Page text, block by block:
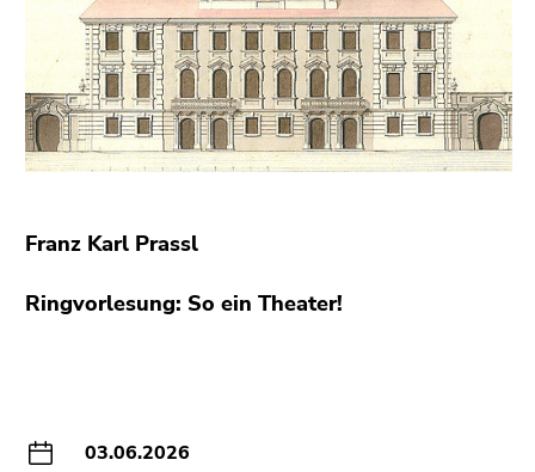
Sie diesen
Link.
Zum
Inhalt
(Zugriffstaste
Positionsanzeige
2)
Zu
Franz Karl Prassl
Ringvorlesung: So ein Theater!
03.06.2026